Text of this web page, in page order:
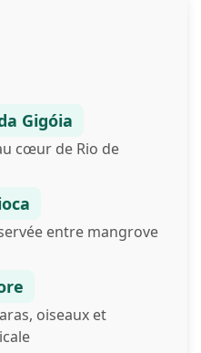
Gigóia
cœur de Rio de
entre mangrove
oiseaux et